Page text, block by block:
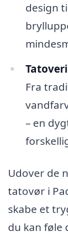
design
Fra
– en
Udover de
tatovør i
skabe et
du kan føle